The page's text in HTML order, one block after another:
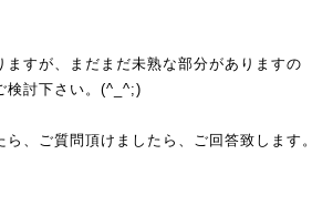
すが、まだまだ未熟な部分がありますの
検討下さい。(^_^;)
、ご質問頂けましたら、ご回答致します。